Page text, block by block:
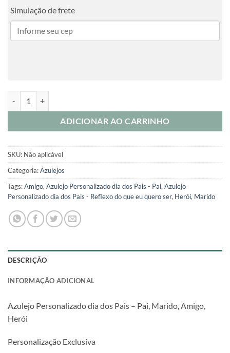
Simulação de frete
ADICIONAR AO CARRINHO
SKU: Não aplicável
Categoria:Azulejos
Tags:Amigo, Azulejo Personalizado dia dos Pais - Pai, Azulejo
Personalizado dia dos Pais - Reflexo do que eu quero ser, Herói, Marido
DESCRIÇÃO
INFORMAÇÃO ADICIONAL
Azulejo Personalizado dia dos Pais – Pai, Marido, Amigo,
Herói
Personalização Exclusiva